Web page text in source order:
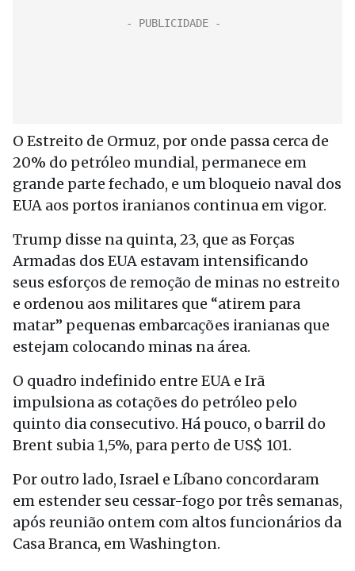
O Estreito de Ormuz, por onde passa cerca de
20% do petróleo mundial, permanece em
grande parte fechado, e um bloqueio naval dos
EUA aos portos iranianos continua em vigor.
Trump disse na quinta, 23, que as Forças
Armadas dos EUA estavam intensificando
seus esforços de remoção de minas no estreito
e ordenou aos militares que “atirem para
matar” pequenas embarcações iranianas que
estejam colocando minas na área.
O quadro indefinido entre EUA e Irã
impulsiona as cotações do petróleo pelo
quinto dia consecutivo. Há pouco, o barril do
Brent subia 1,5%, para perto de US$ 101.
Por outro lado, Israel e Líbano concordaram
em estender seu cessar-fogo por três semanas,
após reunião ontem com altos funcionários da
Casa Branca, em Washington.